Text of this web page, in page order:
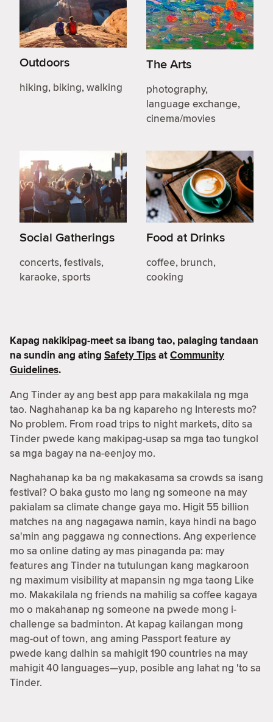
Outdoors
hiking, biking, walking
The Arts
photography,
language exchange,
cinema/movies
Social Gatherings
concerts, festivals,
karaoke, sports
Food at Drinks
coffee, brunch,
cooking
Kapag nakikipag-meet sa ibang tao, palaging tandaan
na sundin ang ating Safety TipsatCommunity
Guidelines.
Ang Tinder ay ang best app para makakilala ng mga
tao. Naghahanap ka ba ng kapareho ng Interests mo?
No problem. From road trips to night markets, dito sa
Tinder pwede kang makipag-usap sa mga tao tungkol
sa mga bagay na na-eenjoy mo.
Naghahanap ka ba ng makakasama sa crowds sa isang
festival? O baka gusto mo lang ng someone na may
pakialam sa climate change gaya mo. Higit 55 billion
matches na ang nagagawa namin, kaya hindi na bago
sa'min ang paggawa ng connections. Ang experience
mo sa online dating ay mas pinaganda pa: may
features ang Tinder na tutulungan kang magkaroon
ng maximum visibility at mapansin ng mga taong Like
mo. Makakilala ng friends na mahilig sa coffee kagaya
mo o makahanap ng someone na pwede mong i-
challenge sa badminton. At kapag kailangan mong
mag-out of town, ang aming Passport feature ay
pwede kang dalhin sa mahigit 190 countries na may
mahigit 40 languages—yup, posible ang lahat ng 'to sa
Tinder.